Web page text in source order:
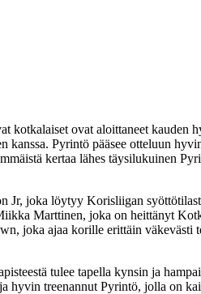
kotkalaiset ovat aloittaneet kauden
Pyrintö pääsee otteluun
kertaa lähes täysilukuinen
Jr, joka löytyy Korisliigan
Marttinen, joka on heittänyt
joka ajaa korille erittäin väkevästi
tulee tapella kynsin ja
hyvin treenannut Pyrintö, jolla on